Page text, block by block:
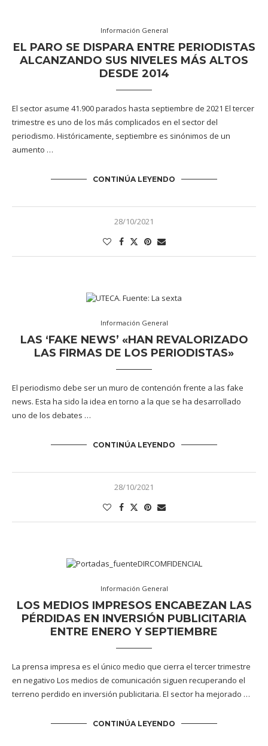
Información General
EL PARO SE DISPARA ENTRE PERIODISTAS
ALCANZANDO SUS NIVELES MÁS ALTOS
DESDE 2014
El sector asume 41.900 parados hasta septiembre de 2021 El tercer
trimestre es uno de los más complicados en el sector del
periodismo. Históricamente, septiembre es sinónimos de un
aumento …
CONTINÚA LEYENDO
28/10/2021
Información General
LAS ‘FAKE NEWS’ «HAN REVALORIZADO
LAS FIRMAS DE LOS PERIODISTAS»
El periodismo debe ser un muro de contención frente a las fake
news. Esta ha sido la idea en torno a la que se ha desarrollado
uno de los debates …
CONTINÚA LEYENDO
28/10/2021
Información General
LOS MEDIOS IMPRESOS ENCABEZAN LAS
PÉRDIDAS EN INVERSIÓN PUBLICITARIA
ENTRE ENERO Y SEPTIEMBRE
La prensa impresa es el único medio que cierra el tercer trimestre
en negativo Los medios de comunicación siguen recuperando el
terreno perdido en inversión publicitaria. El sector ha mejorado …
CONTINÚA LEYENDO